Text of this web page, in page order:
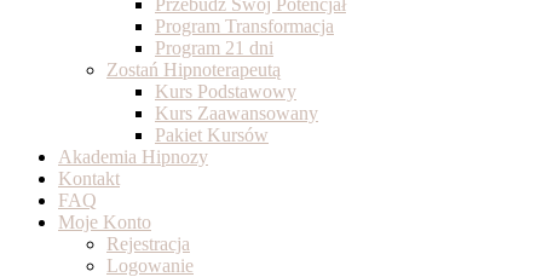
Przebudź Swój Potencjał
Program Transformacja
Program 21 dni
Zostań Hipnoterapeutą
Kurs Podstawowy
Kurs Zaawansowany
Pakiet Kursów
Akademia Hipnozy
Kontakt
FAQ
Moje Konto
Rejestracja
Logowanie